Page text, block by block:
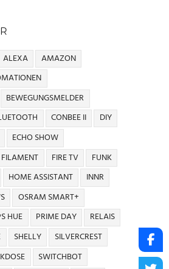
ALEXA
AMAZON
BEWEGUNGSMELDER
CONBEE II
DIY
ECHO SHOW
FILAMENT FIRE TV
FUNK
HOME ASSISTANT
INNR
OSRAM SMART+
HUE PRIME DAY
RELAIS
SHELLY
SILVERCREST
SWITCHBOT